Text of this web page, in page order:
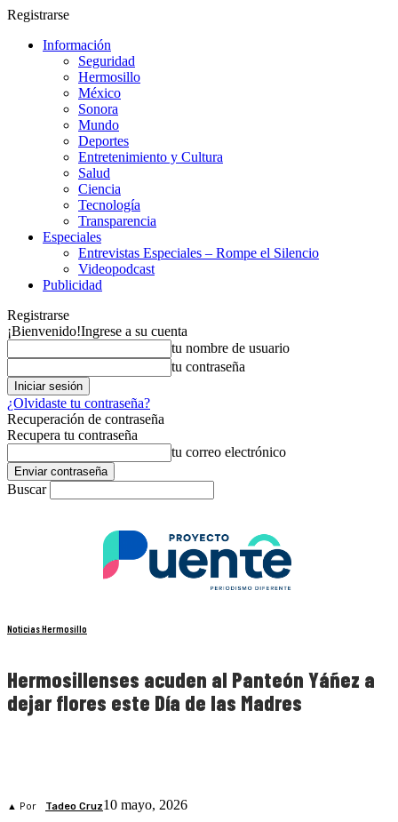
Registrarse
Información
Seguridad
Hermosillo
México
Sonora
Mundo
Deportes
Entretenimiento y Cultura
Salud
Ciencia
Tecnología
Transparencia
Especiales
Entrevistas Especiales – Rompe el Silencio
Videopodcast
Publicidad
Registrarse
¡Bienvenido!Ingrese a su cuenta
tu nombre de usuario
tu contraseña
¿Olvidaste tu contraseña?
Recuperación de contraseña
Recupera tu contraseña
tu correo electrónico
Buscar
Noticias Hermosillo
Hermosillenses acuden al Panteón Yáñez a
dejar flores este Día de las Madres
▲ Por Tadeo Cruz10 mayo, 2026